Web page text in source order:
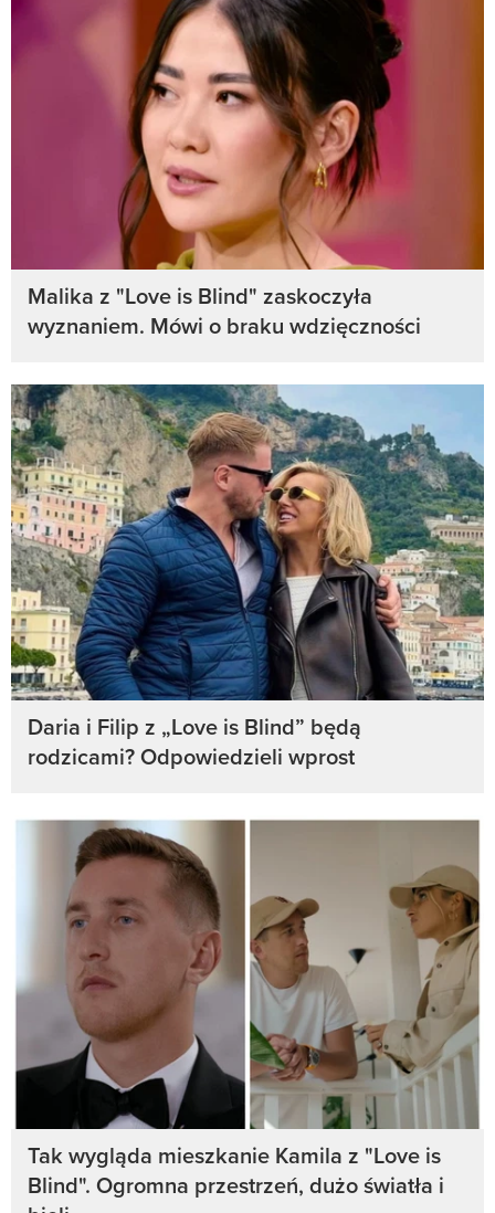
Malika z "Love is Blind" zaskoczyła
wyznaniem. Mówi o braku wdzięczności
Daria i Filip z „Love is Blind” będą
rodzicami? Odpowiedzieli wprost
Tak wygląda mieszkanie Kamila z "Love is
Blind". Ogromna przestrzeń, dużo światła i